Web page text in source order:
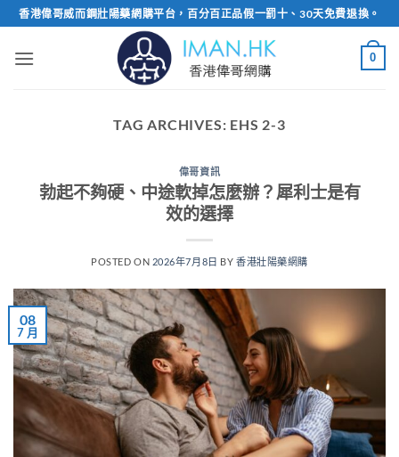
Skip
to
content
香港偉哥威而鋼壯陽藥網購平台，百分百正品假一罰十、30天免費退換。
0
TAG ARCHIVES: EHS 2-3
偉哥資訊
勃起不夠硬、中途軟掉怎麼辦？犀利士是有
效的選擇
POSTED ON 2026年7月8日 BY 香港壯陽藥網購
08
7 月